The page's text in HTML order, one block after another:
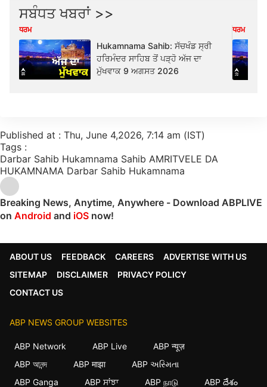
ਸਬੰਧਤ ਖਬਰਾਂ >>
ਧਰਮ
Hukamnama Sahib: ਸੱਚਖੰਡ ਸ੍ਰੀ
ਹਰਿਮੰਦਰ ਸਾਹਿਬ ਤੋਂ ਪੜ੍ਹੋ ਅੱਜ ਦਾ
ਮੁੱਖਵਾਕ 9 ਅਗਸਤ 2026
ਧਰਮ
Published at : Thu, June 4,2026, 7:14 am (IST)
Tags :
Darbar Sahib Hukamnama Sahib AMRITVELE DA
HUKAMNAMA Darbar Sahib Hukamnama
Breaking News, Anytime, Anywhere - Download ABPLIVE
on Android and iOS now!
ABOUT US FEEDBACK CAREERS
ADVERTISE WITH US
SITEMAP
DISCLAIMER
PRIVACY POLICY
CONTACT US
ABP NEWS GROUP WEBSITES
ABP Network ABP Live
ABP न्यूज़
ABP আনন্দ
ABP माझा
ABP અસ્મિતા
ABP Ganga
ABP ਸਾਂਝਾ ABP நாடு ABP దేశం